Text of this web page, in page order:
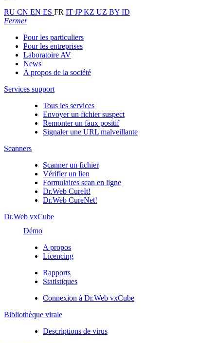
RU CN EN ES FR IT JPKZ UZ BY ID
Fermer
Pour les particuliers
Pour les entreprises
Laboratoire AV
News
A propos de la société
Services support
Tous les services
Envoyer un fichier suspect
Remonter un faux positif
Signaler une URL malveillante
Scanners
Scanner un fichier
Vérifier un lien
Formulaires scan en ligne
Dr.Web CureIt!
Dr.Web CureNet!
Dr.Web vxCube
Démo
A propos
Licencing
Rapports
Statistiques
Connexion à Dr.Web vxCube
Bibliothèque virale
Descriptions de virus